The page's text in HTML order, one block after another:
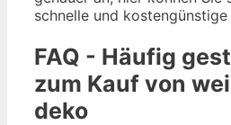
schnelle und
FAQ - Häufig
zum Kauf von
deko